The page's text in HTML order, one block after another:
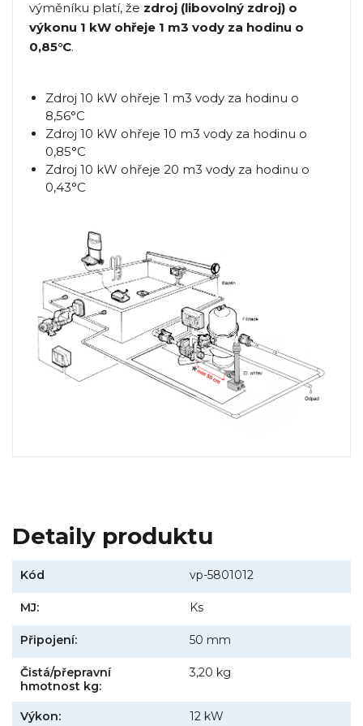
výměníku platí, že zdroj (libovolný zdroj) o
výkonu 1 kW ohřeje 1 m3 vody za hodinu o
0,85°C.
Zdroj 10 kW ohřeje 1 m3 vody za hodinu o
8,56°C
Zdroj 10 kW ohřeje 10 m3 vody za hodinu o
0,85°C
Zdroj 10 kW ohřeje 20 m3 vody za hodinu o
0,43°C
Detaily produktu
Kód vp-5801012
MJ: Ks
Připojení: 50 mm
Čistá/přepravní
hmotnost kg:
3,20 kg
Výkon: 12 kW